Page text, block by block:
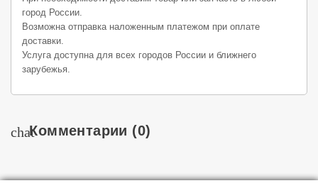
город России.
Возможна отправка наложенным платежом при оплате
доставки.
Услуга доступна для всех городов России и ближнего
зарубежья.
chatКомментарии (0)